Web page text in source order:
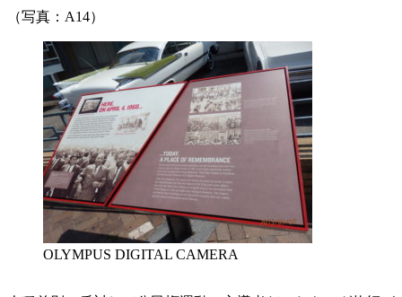
（写真：A14）
OLYMPUS DIGITAL CAMERA